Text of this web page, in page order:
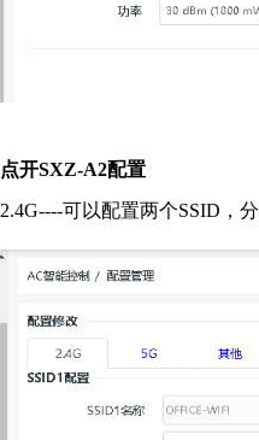
点开SXZ-A2配置
2.4G----可以配置两个SSID，